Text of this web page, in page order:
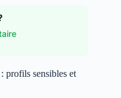
profils sensibles et